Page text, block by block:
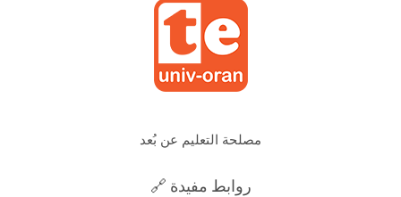
مصلحة التعليم عن بُعد
🔗 روابط مفيدة